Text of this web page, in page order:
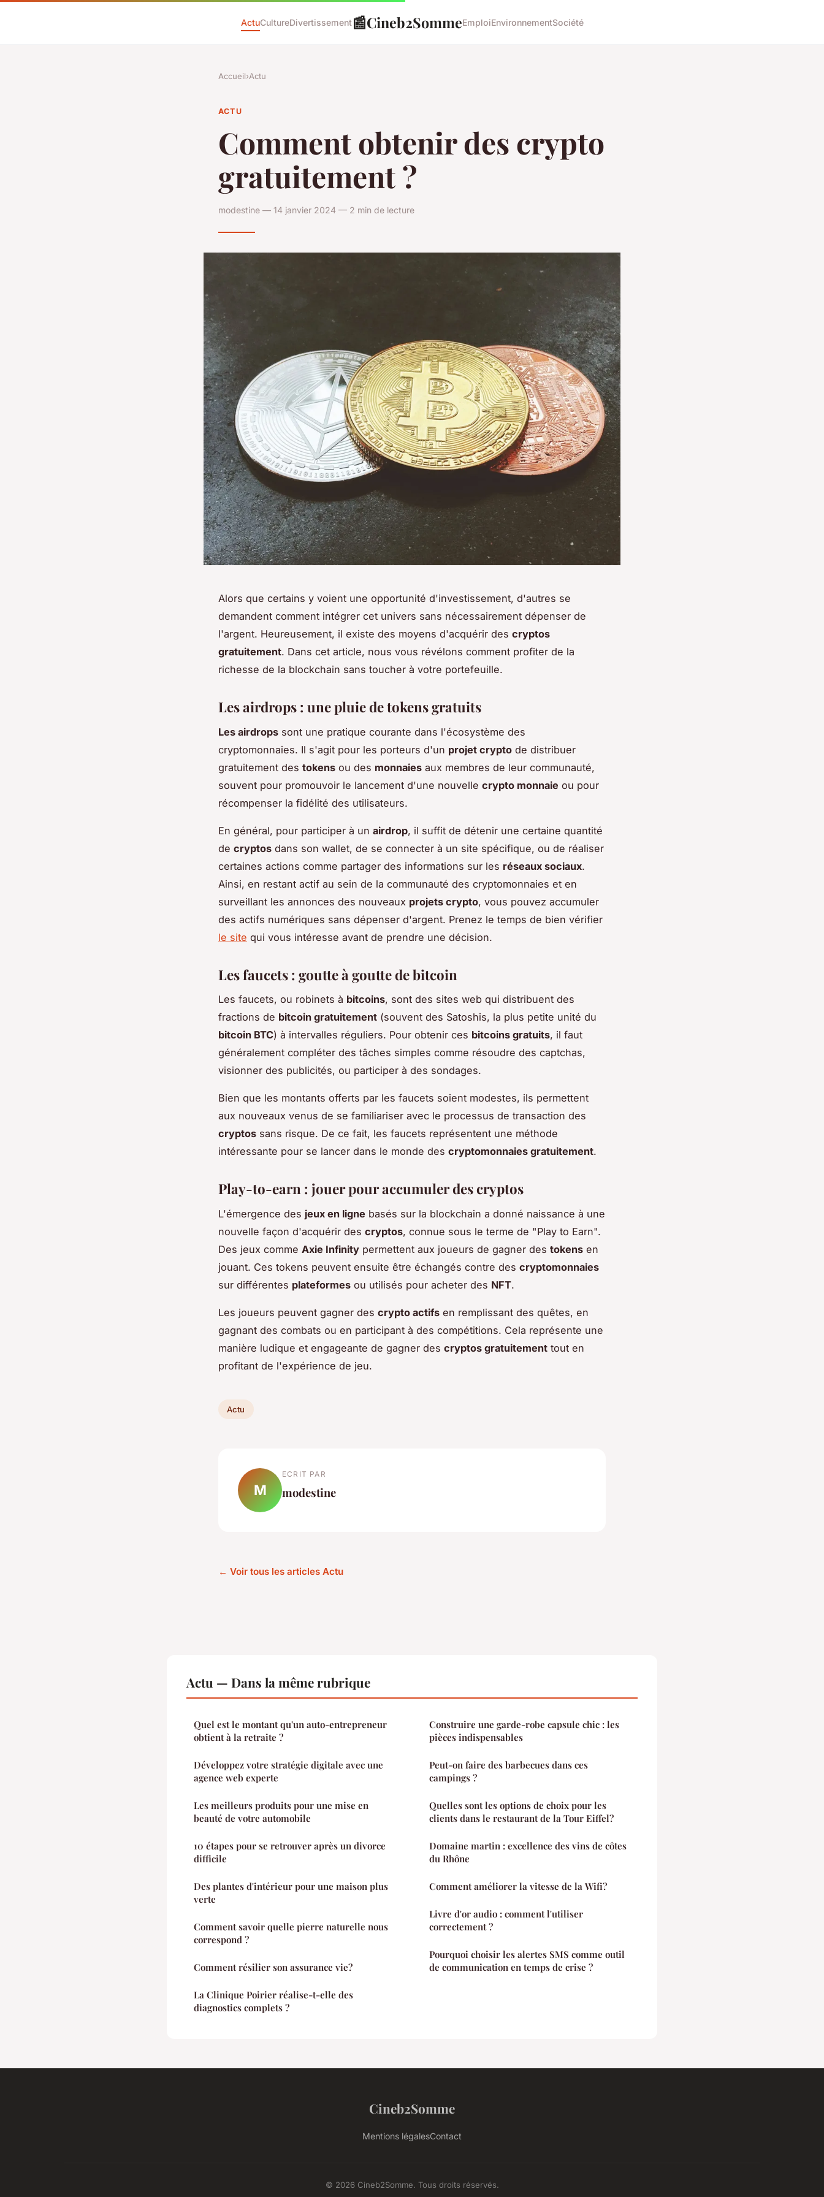
ActuCultureDivertissement📰Cineb2SommeEmploiEnvironnementSociété
Accueil›Actu
ACTU
Comment obtenir des crypto
gratuitement ?
modestine — 14 janvier 2024 — 2 min de lecture
Alors que certains y voient une opportunité d'investissement, d'autres se
demandent comment intégrer cet univers sans nécessairement dépenser de
l'argent. Heureusement, il existe des moyens d'acquérir des cryptos
gratuitement. Dans cet article, nous vous révélons comment profiter de la
richesse de la blockchain sans toucher à votre portefeuille.
Les airdrops : une pluie de tokens gratuits
Les airdrops sont une pratique courante dans l'écosystème des
cryptomonnaies. Il s'agit pour les porteurs d'un projet crypto de distribuer
gratuitement des tokens ou des monnaies aux membres de leur communauté,
souvent pour promouvoir le lancement d'une nouvelle crypto monnaie ou pour
récompenser la fidélité des utilisateurs.
En général, pour participer à un airdrop, il suffit de détenir une certaine quantité
de cryptos dans son wallet, de se connecter à un site spécifique, ou de réaliser
certaines actions comme partager des informations sur les réseaux sociaux.
Ainsi, en restant actif au sein de la communauté des cryptomonnaies et en
surveillant les annonces des nouveaux projets crypto, vous pouvez accumuler
des actifs numériques sans dépenser d'argent. Prenez le temps de bien vérifier
le site qui vous intéresse avant de prendre une décision.
Les faucets : goutte à goutte de bitcoin
Les faucets, ou robinets à bitcoins, sont des sites web qui distribuent des
fractions de bitcoin gratuitement (souvent des Satoshis, la plus petite unité du
bitcoin BTC) à intervalles réguliers. Pour obtenir ces bitcoins gratuits, il faut
généralement compléter des tâches simples comme résoudre des captchas,
visionner des publicités, ou participer à des sondages.
Bien que les montants offerts par les faucets soient modestes, ils permettent
aux nouveaux venus de se familiariser avec le processus de transaction des
cryptos sans risque. De ce fait, les faucets représentent une méthode
intéressante pour se lancer dans le monde des cryptomonnaies gratuitement.
Play-to-earn : jouer pour accumuler des cryptos
L'émergence des jeux en ligne basés sur la blockchain a donné naissance à une
nouvelle façon d'acquérir des cryptos, connue sous le terme de "Play to Earn".
Des jeux comme Axie Infinity permettent aux joueurs de gagner des tokens en
jouant. Ces tokens peuvent ensuite être échangés contre des cryptomonnaies
sur différentes plateformes ou utilisés pour acheter des NFT.
Les joueurs peuvent gagner des crypto actifs en remplissant des quêtes, en
gagnant des combats ou en participant à des compétitions. Cela représente une
manière ludique et engageante de gagner des cryptos gratuitement tout en
profitant de l'expérience de jeu.
Actu
M
ECRIT PAR
modestine
← Voir tous les articles Actu
Actu — Dans la même rubrique
Quel est le montant qu'un auto-entrepreneur
obtient à la retraite ?
Développez votre stratégie digitale avec une
agence web experte
Les meilleurs produits pour une mise en
beauté de votre automobile
10 étapes pour se retrouver après un divorce
difficile
Des plantes d'intérieur pour une maison plus
verte
Comment savoir quelle pierre naturelle nous
correspond ?
Comment résilier son assurance vie?
La Clinique Poirier réalise-t-elle des
diagnostics complets ?
Construire une garde-robe capsule chic : les
pièces indispensables
Peut-on faire des barbecues dans ces
campings ?
Quelles sont les options de choix pour les
clients dans le restaurant de la Tour Eiffel?
Domaine martin : excellence des vins de côtes
du Rhône
Comment améliorer la vitesse de la Wifi?
Livre d'or audio : comment l'utiliser
correctement ?
Pourquoi choisir les alertes SMS comme outil
de communication en temps de crise ?
Cineb2Somme
Mentions légalesContact
© 2026 Cineb2Somme. Tous droits réservés.